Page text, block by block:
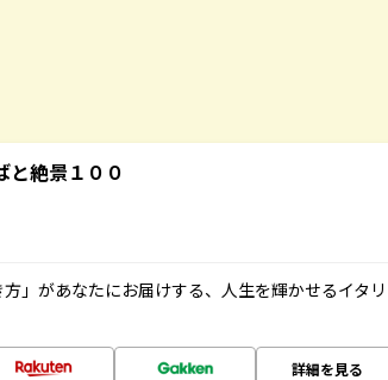
と絶景１００
」があなたにお届けする、人生を輝かせるイタリ
詳細を見る